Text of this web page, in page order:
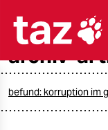
archiv-
befund: korruption im